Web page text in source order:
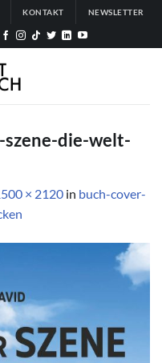
KONTAKT NEWSLETTER
die-welt-
× 2120 in buch-cover-